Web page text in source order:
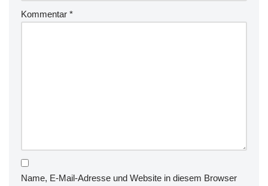
Kommentar *
Name, E-Mail-Adresse und Website in diesem Browser